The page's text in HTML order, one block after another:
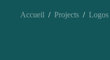
Accueil / Projects / Logos